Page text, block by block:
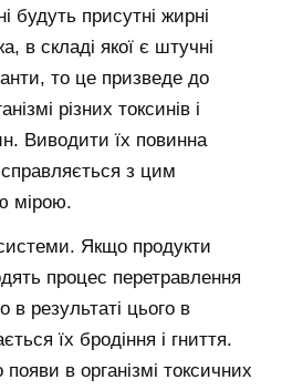
будуть присутні жирні
в складі якої є штучні
то це призведе до
різних токсинів і
Виводити їх повинна
з цим
мірою.
Якщо продукти
процес перетравлення
в результаті цього в
їх бродіння і гниття.
в організмі токсичних